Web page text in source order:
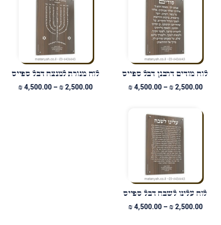
לוח מודים דרבנן דבל ספייס
₪2,500.00
–
₪4,500.00
לוח מנורת למנצח דבל ספייס
₪2,500.00
–
₪4,500.00 טווח
לוח עלינו לשבח דבל ספייס
₪2,500.00
–
₪4,500.00